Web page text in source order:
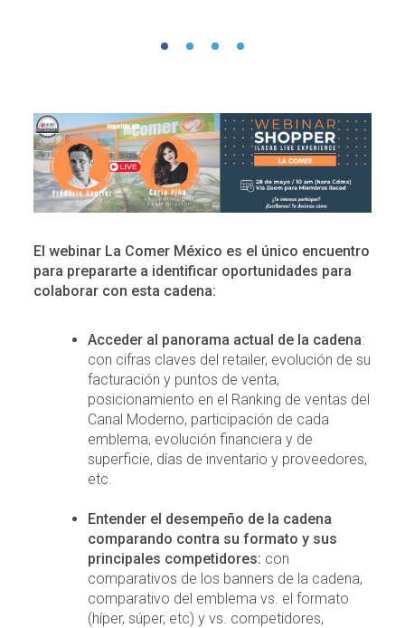
El webinar La Comer México es el único encuentro
para prepararte a identificar oportunidades para
colaborar con esta cadena:
Acceder al panorama actual de la cadena:
con cifras claves del retailer, evolución de su
facturación y puntos de venta,
posicionamiento en el Ranking de ventas del
Canal Moderno, participación de cada
emblema, evolución financiera y de
superficie, días de inventario y proveedores,
etc.
Entender el desempeño de la cadena
comparando contra su formato y sus
principales competidores: con
comparativos de los banners de la cadena,
comparativo del emblema vs. el formato
(híper, súper, etc) y vs. competidores,